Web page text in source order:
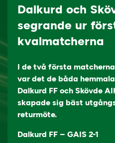
Dalkurd och
segrande ur
kvalmatcherna
I de två första
var det de båda
Dalkurd FF och Skövde
skapade sig bäst
returmöte.
Dalkurd FF – GAIS 2-1